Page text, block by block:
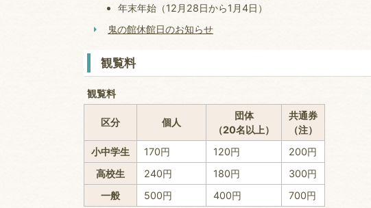
年末年始（12月28日から1月4日）
鬼の館休館日のお知らせ
観覧料
観覧料
区分 個人
団体
（20名以上）
共通券
（注）
小中学生
170円 120円
200円
高校生
240円 180円
300円
一般
500円 400円 700円